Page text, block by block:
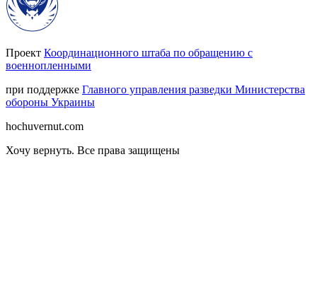
Проект Координационного штаба по обращению с
военнопленными
при поддержке Главного управления разведки Министерства
обороны Украины
hochuvernut.com
Хочу вернуть. Все права защищены